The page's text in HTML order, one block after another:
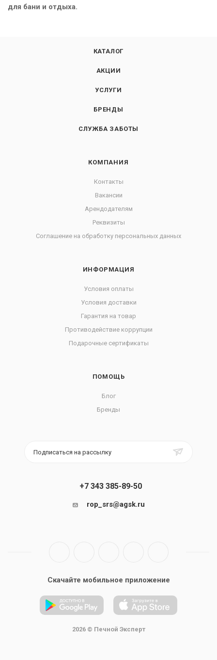
для бани и отдыха.
КАТАЛОГ
АКЦИИ
УСЛУГИ
БРЕНДЫ
СЛУЖБА ЗАБОТЫ
КОМПАНИЯ
Контакты
Вакансии
Арендодателям
Реквизиты
Соглашение на обработку персональных данных
ИНФОРМАЦИЯ
Условия оплаты
Условия доставки
Гарантия на товар
Противодействие коррупции
Подарочные сертификаты
ПОМОЩЬ
Блог
Бренды
Подписаться на рассылку
+7 343 385-89-50
rop_srs@agsk.ru
Скачайте мобильное приложение
2026 © Печной Эксперт